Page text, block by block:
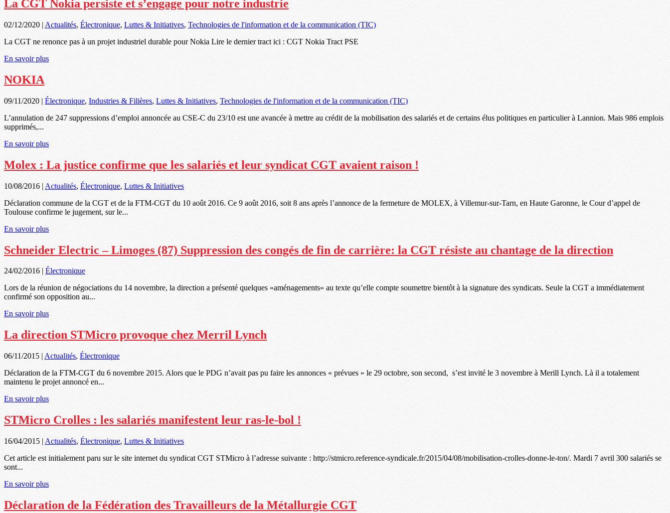
La CGT Nokia persiste et s’engage pour notre industrie
02/12/2020 | Actualités, Électronique, Luttes & Initiatives, Technologies de l'information et de la communication (TIC)
La CGT ne renonce pas à un projet industriel durable pour Nokia Lire le dernier tract ici : CGT Nokia Tract PSE
En savoir plus
NOKIA
09/11/2020 | Électronique, Industries & Filières, Luttes & Initiatives, Technologies de l'information et de la communication (TIC)
L’annulation de 247 suppressions d’emploi annoncée au CSE-C du 23/10 est une avancée à mettre au crédit de la mobilisation des salariés et de certains élus politiques en particulier à Lannion. Mais 986 emplois
supprimés,...
En savoir plus
Molex : La justice confirme que les salariés et leur syndicat CGT avaient raison !
10/08/2016 | Actualités, Électronique, Luttes & Initiatives
Déclaration commune de la CGT et de la FTM-CGT du 10 août 2016. Ce 9 août 2016, soit 8 ans après l’annonce de la fermeture de MOLEX, à Villemur-sur-Tarn, en Haute Garonne, le Cour d’appel de
Toulouse confirme le jugement, sur le...
En savoir plus
Schneider Electric – Limoges (87) Suppression des congés de fin de carrière: la CGT résiste au chantage de la direction
24/02/2016
Électronique
Lors de la réunion de négociations du 14 novembre, la direction a présenté quelques «aménagements» au texte qu’elle compte soumettre bientôt à la signature des syndicats. Seule la CGT a immédiatement
confirmé son opposition au...
En savoir plus
La direction STMicro provoque chez Merril Lynch
06/11/2015 | Actualités, Électronique
Déclaration de la FTM-CGT du 6 novembre 2015. Alors que le PDG n’avait pas pu faire les annonces « prévues » le 29 octobre, son second, s’est invité le 3 novembre à Merill Lynch. Là il a totalement
maintenu le projet annoncé en...
En savoir plus
STMicro Crolles : les salariés manifestent leur ras-le-bol !
16/04/2015 | Actualités, Électronique, Luttes & Initiatives
Cet article est initialement paru sur le site internet du syndicat CGT STMicro à l’adresse suivante : http://stmicro.reference-syndicale.fr/2015/04/08/mobilisation-crolles-donne-le-ton/. Mardi 7 avril 300 salariés se
sont...
En savoir plus
Déclaration de la Fédération des Travailleurs de la Métallurgie CGT